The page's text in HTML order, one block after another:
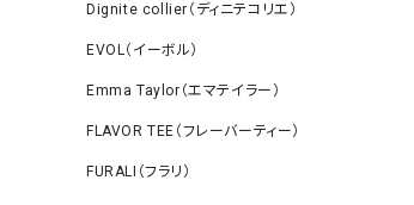
Dignite collier（ディニテコリエ）
EVOL（イーボル）
Emma Taylor（エマテイラー）
FLAVOR TEE（フレーバーティー）
FURALI（フラリ）